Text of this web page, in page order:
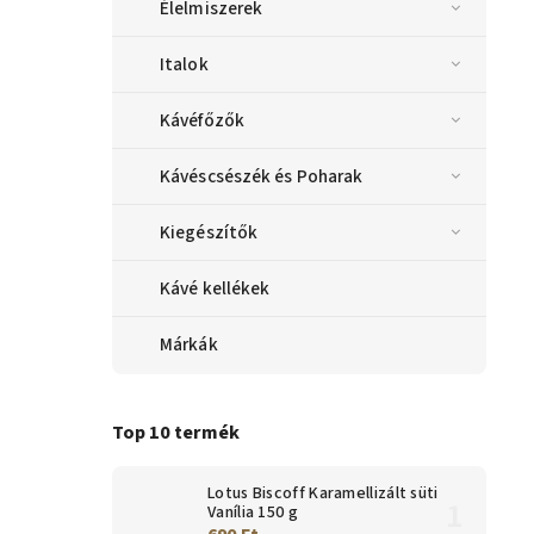
Élelmiszerek
Italok
Kávéfőzők
Kávéscsészék és Poharak
Kiegészítők
Kávé kellékek
Márkák
Top 10 termék
Lotus Biscoff Karamellizált süti
Vanília 150 g